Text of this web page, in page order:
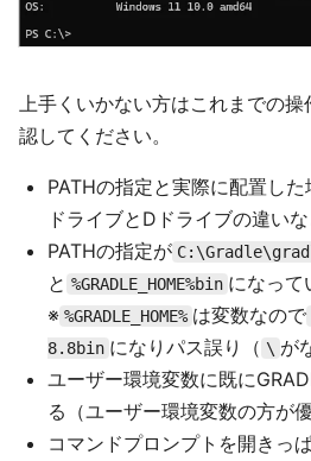
上手くいかない方はこれまでの
認してください。
PATHの指定と実際に配置し
ドライブとDドライブの違いな
PATHの指定が
と %GRADLE_HOME%bin になって
※ %GRADLE_HOME% は変数なので
8.8bin になりパス誤り（ \ が
ユーザー環境変数に既に
る（ユーザー環境変数の方が
コマンドプロンプトを開きっ